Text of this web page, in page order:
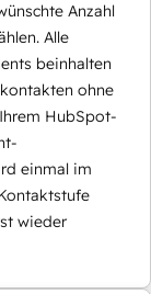
Anzahl
Alle
beinhalten
ohne
HubSpot-
einmal im
wieder